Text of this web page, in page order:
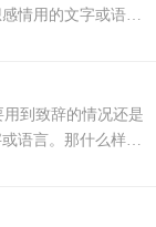
情用的文字或语
大家整理的...
到致辞的情况还是
语言。那什么样的
年会领...